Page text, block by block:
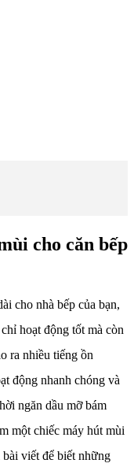
cho căn bếp
cho nhà bếp của bạn,
hoạt động tốt mà còn
ra nhiều tiếng ồn
động nhanh chóng và
ngăn dầu mỡ bám
một chiếc máy hút mùi
viết để biết những